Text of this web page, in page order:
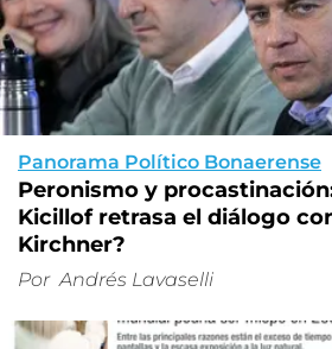
Panorama Político Bonaerense
Peronismo y
Kicillof retrasa el diálogo
Kirchner?
Por Andrés Lavaselli